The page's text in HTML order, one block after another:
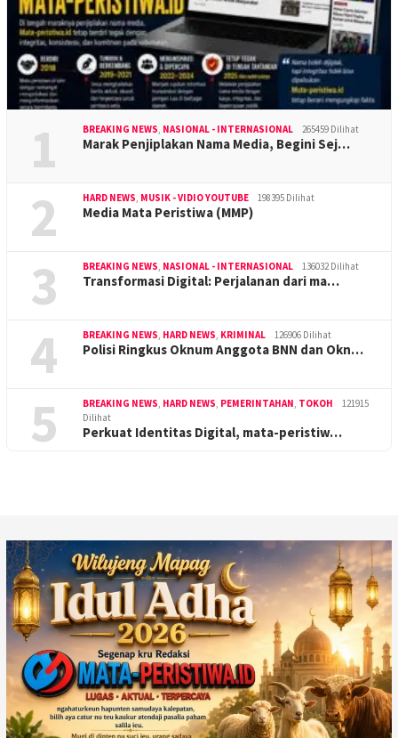
1 BREAKING NEWS NASIONAL - INTERNASIONAL 265459 Dilihat
Marak Penjiplakan Nama Media, Begini Sej…
2 HARD NEWS MUSIK - VIDIO YOUTUBE 198395 Dilihat
Media Mata Peristiwa (MMP)
3 BREAKING NEWS NASIONAL - INTERNASIONAL 136032 Dilihat
Transformasi Digital: Perjalanan dari ma…
4 BREAKING NEWS HARD NEWS KRIMINAL 126906 Dilihat
Polisi Ringkus Oknum Anggota BNN dan Okn…
5 BREAKING NEWS HARD NEWS PEMERINTAHAN TOKOH
121915
Dilihat
Perkuat Identitas Digital, mata-peristiw…